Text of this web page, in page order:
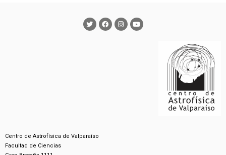
Centro de Astrofísica de Valparaíso
Facultad de Ciencias